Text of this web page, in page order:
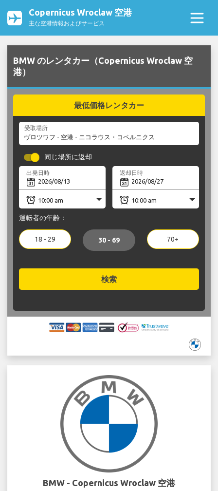
Copernicus Wroclaw 空港
主な空港情報およびサービス
BMW のレンタカー（Copernicus Wroclaw 空
港）
最低価格レンタカー
受取場所
同じ場所に返却
出発日時 返却日時
運転者の年齢：
18 - 29 30 - 69 70+
検索
BMW - Copernicus Wroclaw 空港